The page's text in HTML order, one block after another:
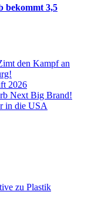
bekommt 3,5
den Kampf an
2026
Next Big Brand!
in die USA
zu Plastik